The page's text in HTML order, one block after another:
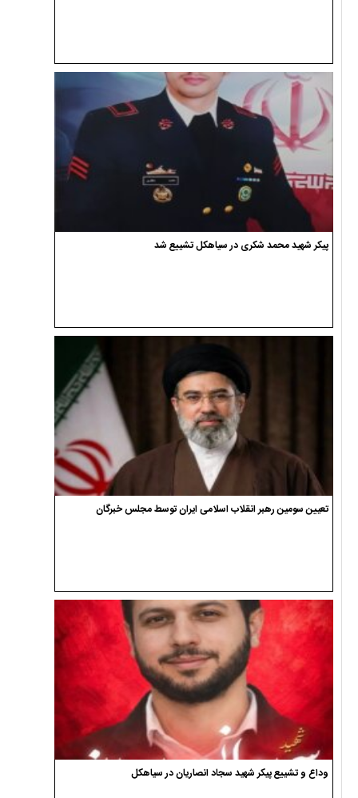
پیکر شهید محمد شکری در سیاهکل تشییع شد
تعیین سومین رهبر انقلاب اسلامی ایران توسط مجلس خبرگان
وداع و تشییع پیکر شهید سجاد انصاریان در سیاهکل